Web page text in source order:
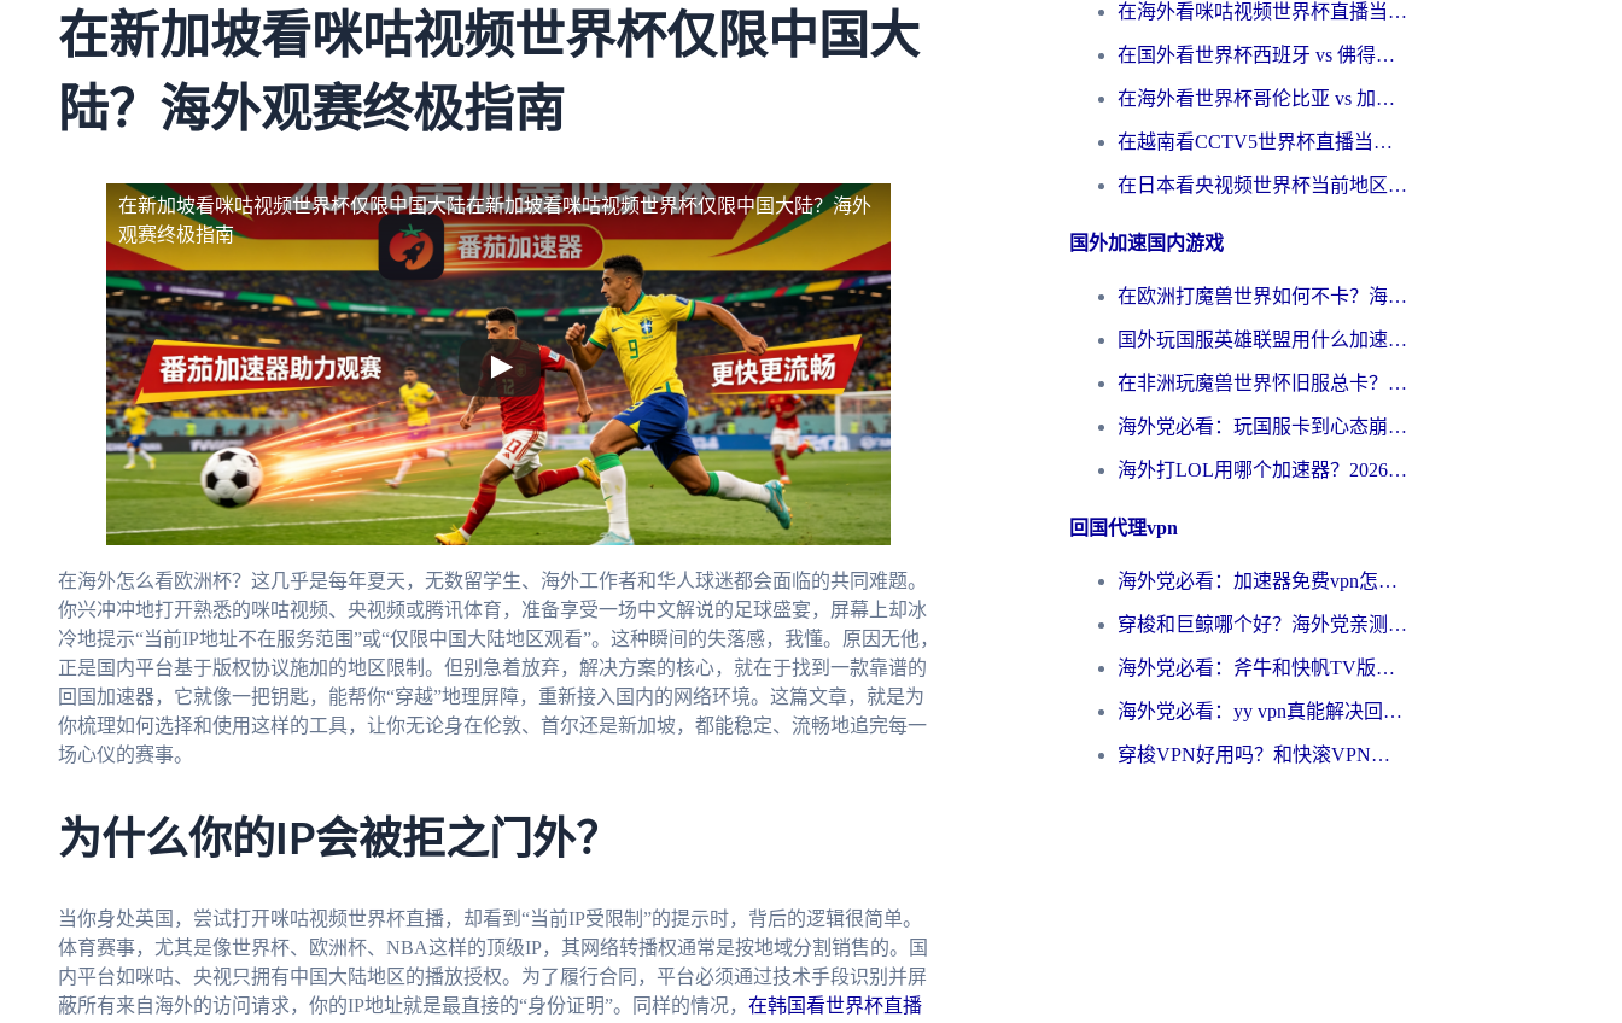
在新加坡看咪咕视频世界杯仅限中国大
陆？海外观赛终极指南
在新加坡看咪咕视频世界杯仅限中国大陆在新加坡看咪咕视频世界杯仅限中国大陆？海外
观赛终极指南
在海外怎么看欧洲杯？这几乎是每年夏天，无数留学生、海外工作者和华人球迷都会面临的共同难题。
你兴冲冲地打开熟悉的咪咕视频、央视频或腾讯体育，准备享受一场中文解说的足球盛宴，屏幕上却冰
冷地提示“当前IP地址不在服务范围”或“仅限中国大陆地区观看”。这种瞬间的失落感，我懂。原因无他，
正是国内平台基于版权协议施加的地区限制。但别急着放弃，解决方案的核心，就在于找到一款靠谱的
回国加速器，它就像一把钥匙，能帮你“穿越”地理屏障，重新接入国内的网络环境。这篇文章，就是为
你梳理如何选择和使用这样的工具，让你无论身在伦敦、首尔还是新加坡，都能稳定、流畅地追完每一
场心仪的赛事。
为什么你的IP会被拒之门外？
当你身处英国，尝试打开咪咕视频世界杯直播，却看到“当前IP受限制”的提示时，背后的逻辑很简单。
体育赛事，尤其是像世界杯、欧洲杯、NBA这样的顶级IP，其网络转播权通常是按地域分割销售的。国
内平台如咪咕、央视只拥有中国大陆地区的播放授权。为了履行合同，平台必须通过技术手段识别并屏
蔽所有来自海外的访问请求，你的IP地址就是最直接的“身份证明”。同样的情况， 在韩国看世界杯直播
在海外看咪咕视频世界杯直播当前IP受限制？这篇指南帮你搞定所有体育赛事观看难题
在国外看世界杯西班牙 vs 佛得角无法播放？这篇指南帮你解锁所有中文体育直播
在海外看世界杯哥伦比亚 vs 加纳当前IP受限制？这篇指南帮你流畅看中文解说赛事
在越南看CCTV5世界杯直播当前IP受限制？海外党体育观赛终极指南来了
在日本看央视频世界杯当前地区不可播放？海外党体育观赛终极指南
国外加速国内游戏
在欧洲打魔兽世界如何不卡？海外玩家的国服游戏加速终极攻略
国外玩国服英雄联盟用什么加速器好？海外党亲测有效的国服游戏加速指南
在非洲玩魔兽世界怀旧服总卡？别慌，这份指南帮你丝滑开荒
海外党必看：玩国服卡到心态崩？少女前线云图计划加速器免费推荐+碧蓝航线足球世界流畅攻略
海外打LOL用哪个加速器？2026实用指南：从延迟到设备适配，一篇解决你的国服游戏痛点
回国代理vpn
海外党必看：加速器免费vpn怎么选？3步教你无缝访问国内资源
穿梭和巨鲸哪个好？海外党亲测3款回国加速器，教你避开90%的坑
海外党必看：斧牛和快帆TV版哪个好？3分钟选对回国加速器，无缝刷B站、追热剧
海外党必看：yy vpn真能解决回国访问难题？附云极initap测评+免费方案对比
穿梭VPN好用吗？和快滚VPN对比哪个回国效果更好？海外党选回国加速器必看指南